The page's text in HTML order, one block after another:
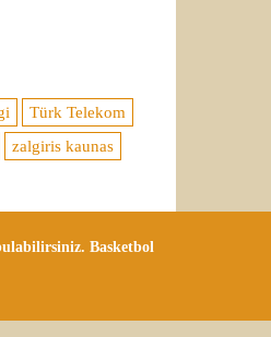
Türk Telekom
zalgiris kaunas
Basketbol